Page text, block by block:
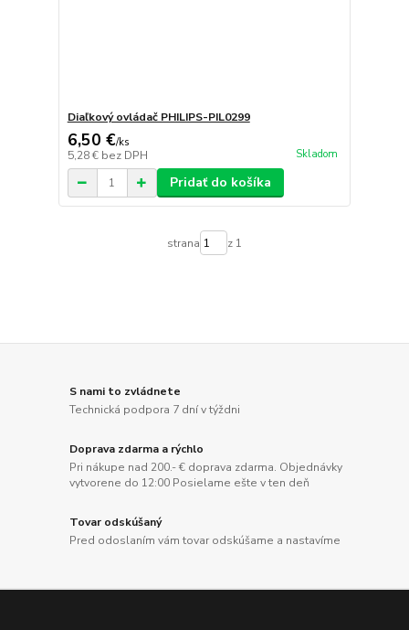
Diaľkový ovládač PHILIPS-PIL0299
6,50 €/ks
5,28 € bez DPH Skladom
Pridať do košíka
strana z 1
S nami to zvládnete
Technická podpora 7 dní v týždni
Doprava zdarma a rýchlo
Pri nákupe nad 200.- € doprava zdarma. Objednávky
vytvorene do 12:00 Posielame ešte v ten deň
Tovar odskúšaný
Pred odoslaním vám tovar odskúšame a nastavíme